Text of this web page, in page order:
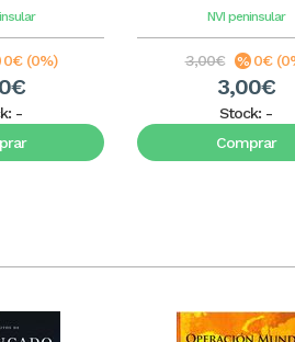
0€ (0%)
-
NVI peninsular
3,00€ 0€
3,00€
Stock: -
Comprar